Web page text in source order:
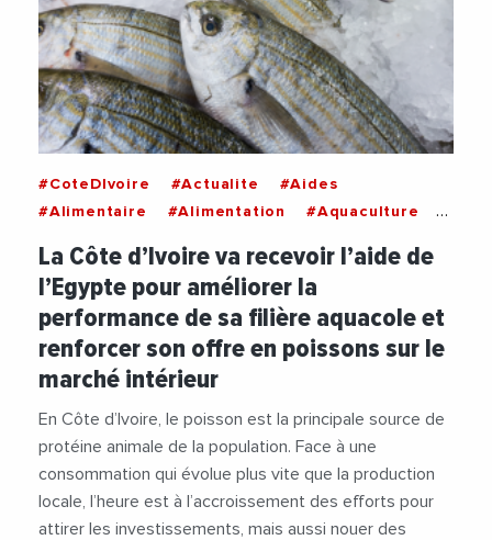
#CoteDIvoire #Actualite
#Aides
#Alimentaire
#Alimentation
#Aquaculture
La Côte d’Ivoire va recevoir l’aide de
l’Egypte pour améliorer la
performance de sa filière aquacole et
renforcer son offre en poissons sur le
marché intérieur
En Côte d’Ivoire, le poisson est la principale source de
protéine animale de la population. Face à une
consommation qui évolue plus vite que la production
locale, l’heure est à l’accroissement des efforts pour
attirer les investissements, mais aussi nouer des